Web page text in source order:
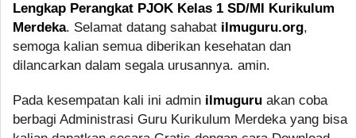
Lengkap Perangkat PJOK Kelas 1 SD/MI Kurikulum
Merdeka. Selamat datang sahabat ilmuguru.org,
semoga kalian semua diberikan kesehatan dan
dilancarkan dalam segala urusannya. amin.
Pada kesempatan kali ini admin ilmuguru akan coba
berbagi Administrasi Guru Kurikulum Merdeka yang bisa